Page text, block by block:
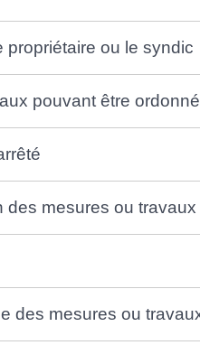
propriétaire ou le syndic
pouvant être
des mesures ou travaux
des mesures ou